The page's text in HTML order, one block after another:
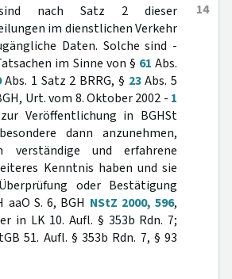
14
sind nach Satz 2 dieser
im dienstlichen Verkehr
Daten. Solche sind -
im Sinne von § 61 Abs.
Abs. 1 Satz 2 BRRG, § 23Abs. 5
Urt. vom 8. Oktober 2002 - 1
Veröffentlichung in BGHSt
dann anzunehmen,
verständige und erfahrene
Kenntnis haben und sie
oder Bestätigung
S. 6, BGH NStZ 2000, 596,
in LK 10. Aufl. § 353b Rdn. 7;
51. Aufl. § 353b Rdn. 7, § 93